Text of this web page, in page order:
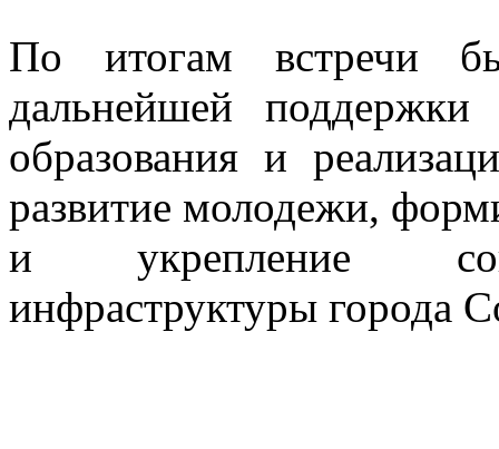
По итогам встречи
дальнейшей поддержки
образования и
развитие молодежи,
и укрепление
инфраструктуры города